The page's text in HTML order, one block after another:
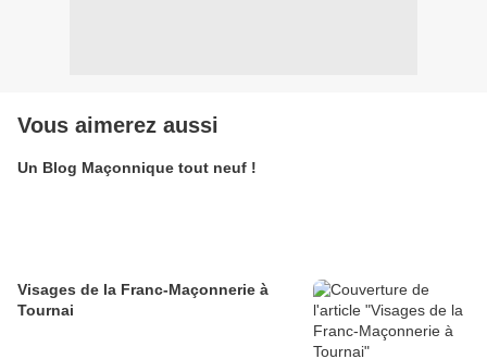
Vous aimerez aussi
Un Blog Maçonnique tout neuf !
Visages de la Franc-Maçonnerie à
Tournai